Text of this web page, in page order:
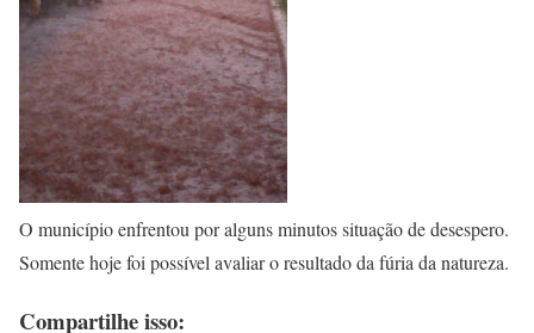
O município enfrentou por alguns minutos situação de desespero.
Somente hoje foi possível avaliar o resultado da fúria da natureza.
Compartilhe isso: